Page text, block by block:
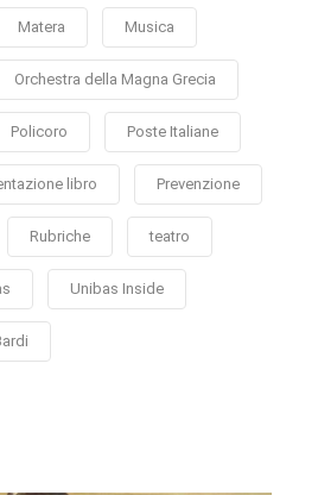
Matera Musica
Orchestra della Magna Grecia
Policoro Poste Italiane
libro Prevenzione
Rubriche teatro
Unibas Inside